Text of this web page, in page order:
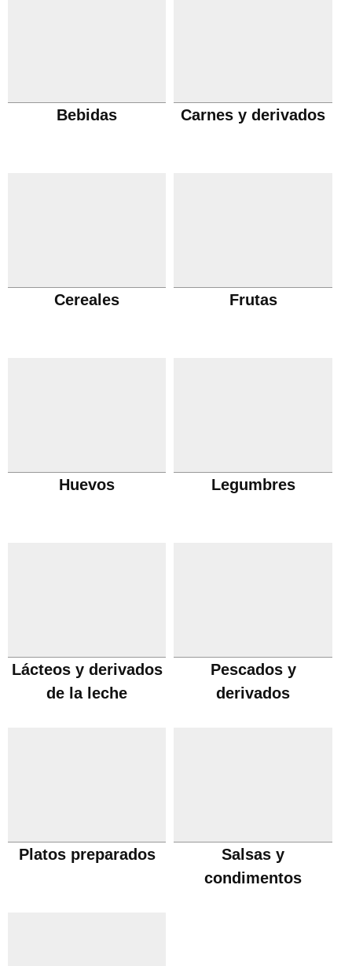
Bebidas Carnes y derivados
Cereales Frutas
Huevos Legumbres
Lácteos y derivados
de la leche
Pescados y
derivados
Platos preparados
Salsas y
condimentos